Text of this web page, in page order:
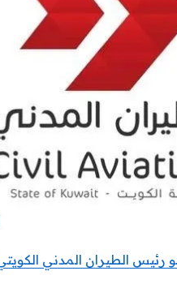
رئيس الطيران المدني